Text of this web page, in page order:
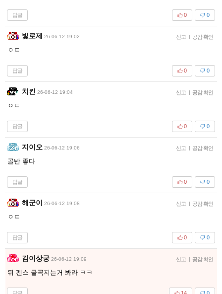
답글 0
0
빛로제 26-06-12 19:02 신고 | 공감 확인
ㅇㄷ
답글 0
0
치킨 26-06-12 19:04 신고 | 공감 확인
ㅇㄷ
답글 0
0
지이오 26-06-12 19:06 신고 | 공감 확인
골반 좋다
답글 0
0
해군이 26-06-12 19:08 신고 | 공감 확인
ㅇㄷ
답글 0
0
김이상궁 26-06-12 19:09 신고 | 공감 확인
뒤 펜스 굴곡지는거 봐라 ㅋㅋ